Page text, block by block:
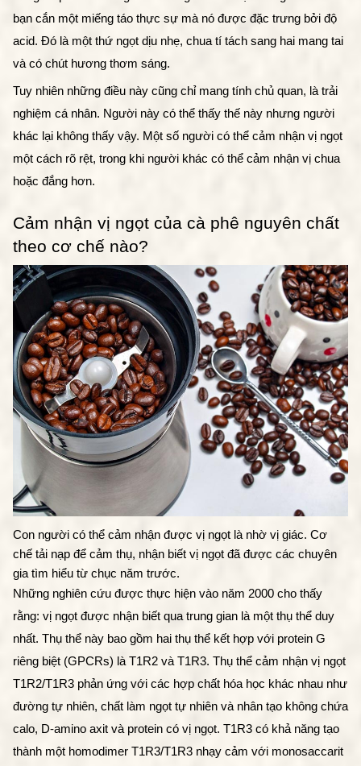
bạn cắn một miếng táo thực sự mà nó được đặc trưng bởi độ
acid. Đó là một thứ ngọt dịu nhẹ, chua tí tách sang hai mang tai
và có chút hương thơm sáng.
Tuy nhiên những điều này cũng chỉ mang tính chủ quan, là trải
nghiệm cá nhân. Người này có thể thấy thế này nhưng người
khác lại không thấy vậy. Một số người có thể cảm nhận vị ngọt
một cách rõ rệt, trong khi người khác có thể cảm nhận vị chua
hoặc đắng hơn.
Cảm nhận vị ngọt của cà phê nguyên chất
theo cơ chế nào?
Con người có thể cảm nhận được vị ngọt là nhờ vị giác. Cơ
chế tải nạp để cảm thụ, nhận biết vị ngọt đã được các chuyên
gia tìm hiểu từ chục năm trước.
Những nghiên cứu được thực hiện vào năm 2000 cho thấy
rằng: vị ngọt được nhận biết qua trung gian là một thụ thể duy
nhất. Thụ thể này bao gồm hai thụ thể kết hợp với protein G
riêng biệt (GPCRs) là T1R2 và T1R3. Thụ thể cảm nhận vị ngọt
T1R2/T1R3 phản ứng với các hợp chất hóa học khác nhau như
đường tự nhiên, chất làm ngọt tự nhiên và nhân tạo không chứa
calo, D-amino axit và protein có vị ngọt. T1R3 có khả năng tạo
thành một homodimer T1R3/T1R3 nhạy cảm với monosaccarit